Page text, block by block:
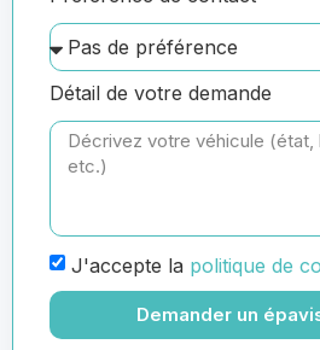
Détail de votre demande
J'accepte la politique de
Demander un